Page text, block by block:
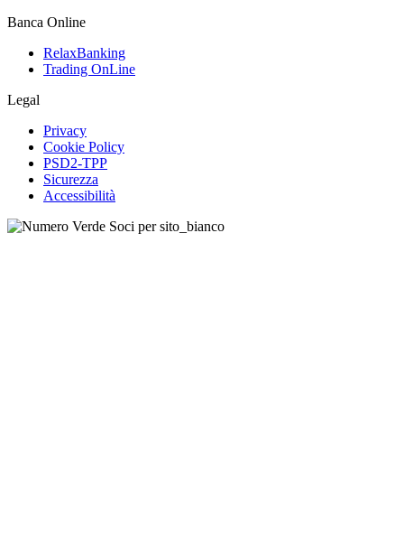
Banca Online
RelaxBanking
Trading OnLine
Legal
Privacy
Cookie Policy
PSD2-TPP
Sicurezza
Accessibilità